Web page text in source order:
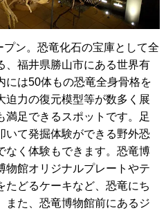
ン。恐竜化石の宝庫として全
、福井県勝山市にある世界有
には50体もの恐竜全身骨格を
迫力の復元模型等が数多く展
満足できるスポットです。足
いて発掘体験ができる野外恐
なく体験もできます。恐竜博
物館オリジナルプレートやテ
たどるケーキなど、恐竜にち
また、恐竜博物館前にあるジ